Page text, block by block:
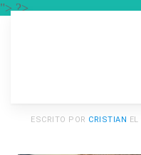
"> ?>
ESCRITO POR CRISTIAN EL